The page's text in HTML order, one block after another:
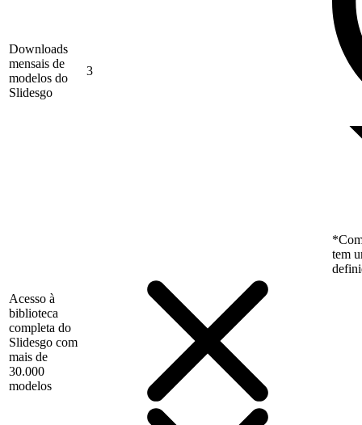
Downloads
mensais de
modelos do
Slidesgo
3
tem
Acesso à
biblioteca
completa do
Slidesgo com
mais de
30.000
modelos